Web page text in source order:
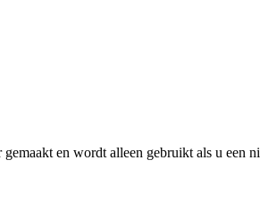
en wordt alleen gebruikt als u een